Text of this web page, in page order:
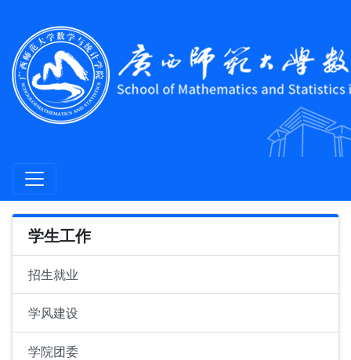
学生工作
招生就业
学风建设
学院团委